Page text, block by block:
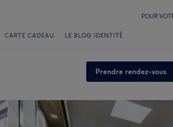
POUR
CARTE CADEAU LE BLOG IDENTITÉ
Prendre rendez-vous